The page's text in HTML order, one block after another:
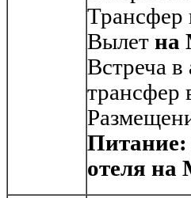
Трансфер
Вылет на
Встреча в
трансфер
Питание:
отеля на